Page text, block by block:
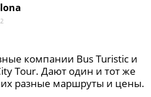
компании Bus Turistic и
Tour. Дают один и тот же
разные маршруты и цены.